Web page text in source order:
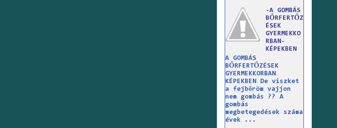
-A GOMBÁS
BŐRFERTŐZ
ÉSEK
GYERMEKKO
RBAN-
KÉPEKBEN
A GOMBÁS
BŐRFERTŐZÉSEK
GYERMEKKORBAN
KÉPEKBEN De viszket
a fejbőröm vajjon
nem gombás ?? A
gombás
megbetegedések száma
évek ...